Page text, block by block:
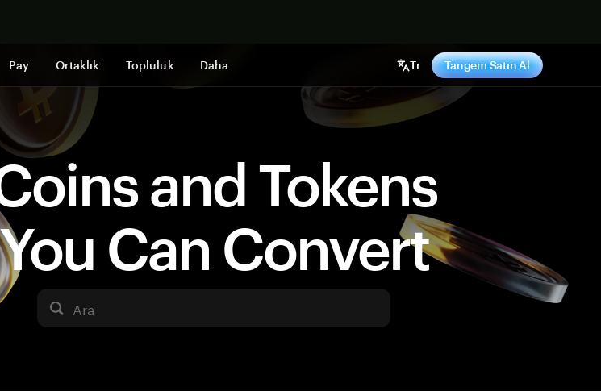
Pay Ortaklık Topluluk Daha Tr Tangem Satın Al
and Tokens
Can Convert
Ara